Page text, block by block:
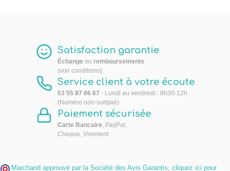
Satisfaction garantie
Échange ou remboursements
(voir conditions)
Service client à votre écoute
03 55 87 06 67 - Lundi au vendredi : 8h30-12h
(Numéro non-surtaxé)
Paiement sécurisée
Carte Bancaire , PayPal,
Cheque, Virement
Marchand approuvé par la Société des Avis Garantis, cliquez ici pour